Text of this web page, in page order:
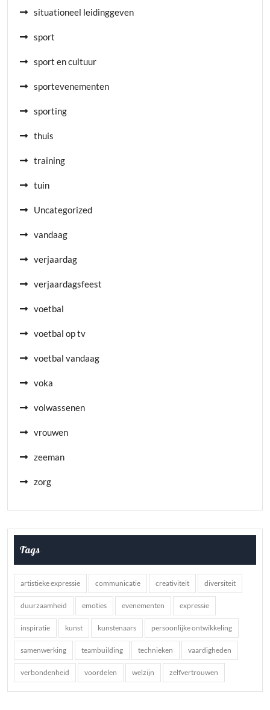
situationeel leidinggeven
sport
sport en cultuur
sportevenementen
sporting
thuis
training
tuin
Uncategorized
vandaag
verjaardag
verjaardagsfeest
voetbal
voetbal op tv
voetbal vandaag
voka
volwassenen
vrouwen
zeeman
zorg
Tags
artistieke expressie communicatie creativiteit diversiteit
duurzaamheid emoties evenementen expressie
inspiratie kunst kunstenaars persoonlijke ontwikkeling
samenwerking teambuilding technieken vaardigheden
verbondenheid voordelen welzijn zelfvertrouwen